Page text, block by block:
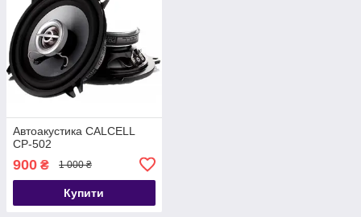
Автоакустика CALCELL
CP-502
900 ₴ 1 000 ₴
Купити